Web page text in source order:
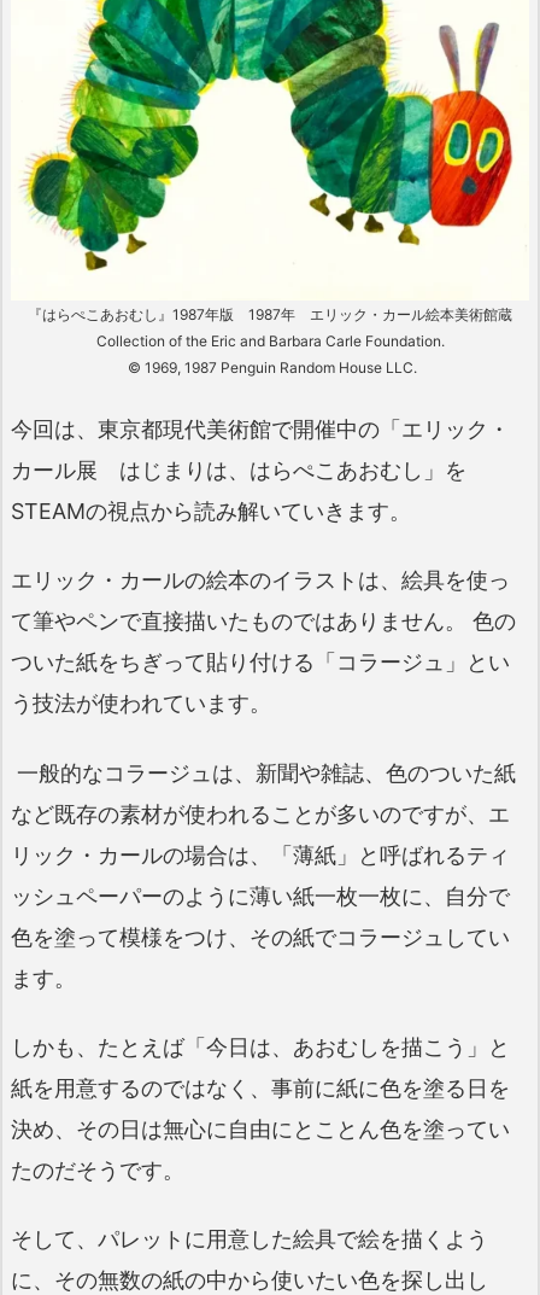
『はらぺこあおむし』1987年版 1987年 エリック・カール絵本美術館蔵
Collection of the Eric and Barbara Carle Foundation.
© 1969, 1987 Penguin Random House LLC.
今回は、東京都現代美術館で開催中の「エリック・
カール展 はじまりは、はらぺこあおむし」を
STEAMの視点から読み解いていきます。
エリック・カールの絵本のイラストは、絵具を使っ
て筆やペンで直接描いたものではありません。 色の
ついた紙をちぎって貼り付ける「コラージュ」とい
う技法が使われています。
一般的なコラージュは、新聞や雑誌、色のついた紙
など既存の素材が使われることが多いのですが、エ
リック・カールの場合は、「薄紙」と呼ばれるティ
ッシュペーパーのように薄い紙一枚一枚に、自分で
色を塗って模様をつけ、その紙でコラージュしてい
ます。
しかも、たとえば「今日は、あおむしを描こう」と
紙を用意するのではなく、事前に紙に色を塗る日を
決め、その日は無心に自由にとことん色を塗ってい
たのだそうです。
そして、パレットに用意した絵具で絵を描くよう
に、その無数の紙の中から使いたい色を探し出し